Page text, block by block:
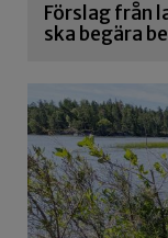
Förslag från
ska begära